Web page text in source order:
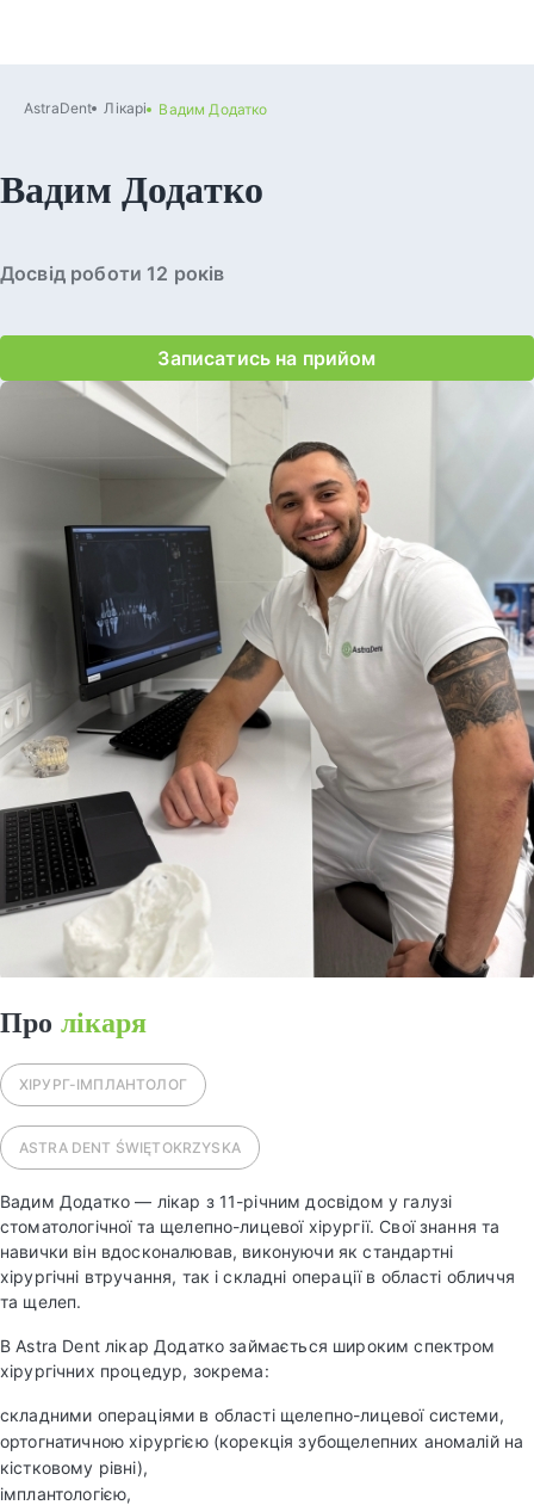
AstraDent Лікарі Вадим Додатко
Вадим Додатко
Досвід роботи 12 років
Записатись на прийом
Про лікаря
ХІРУРГ-ІМПЛАНТОЛОГ
ASTRA DENT ŚWIĘTOKRZYSKA
Вадим Додатко — лікар з 11-річним досвідом у галузі
стоматологічної та щелепно-лицевої хірургії. Свої знання та
навички він вдосконалював, виконуючи як стандартні
хірургічні втручання, так і складні операції в області обличчя
та щелеп.
В Astra Dent лікар Додатко займається широким спектром
хірургічних процедур, зокрема:
складними операціями в області щелепно-лицевої системи,
ортогнатичною хірургією (корекція зубощелепних аномалій на
кістковому рівні),
імплантологією,